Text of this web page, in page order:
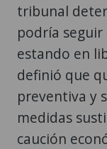
tribunal
podría
estando en
definió que
preventiva y
medidas
caución